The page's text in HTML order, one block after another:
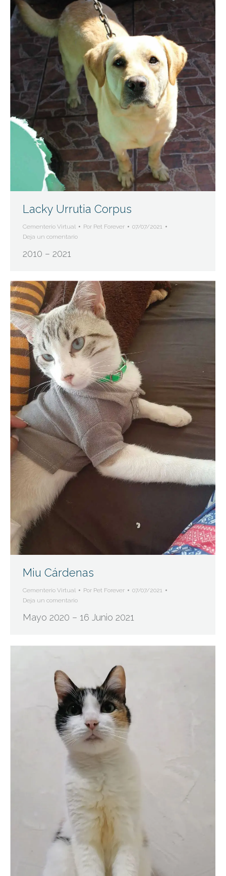
Lacky Urrutia Corpus
Cementerio Virtual Por Pet Forever
07/07/2021
Deja un comentario
2010 – 2021
Miu Cárdenas
Cementerio Virtual Por Pet Forever
07/07/2021
Deja un comentario
Mayo 2020 – 16 Junio 2021